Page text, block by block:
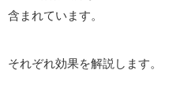
含まれています。
それぞれ効果を解説します。